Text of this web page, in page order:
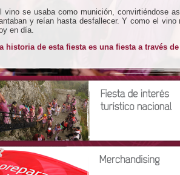
vino se usaba como munición, convirtiéndose
y reían hasta desfallecer. Y como el
en día.
historia de esta fiesta es una fiesta a través